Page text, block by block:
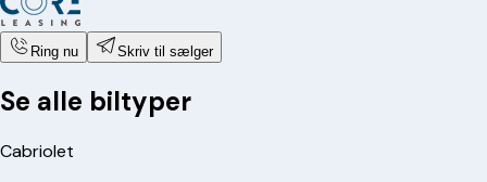
Ring nu Skriv til sælger
Se alle biltyper
Cabriolet